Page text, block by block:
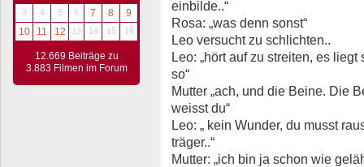
3
4 5 6 7 8
9
10
11 12 13 14 15 16
12.669 Beiträge zu
3.883 Filmen im Forum
einbilde..“
Rosa: „was denn sonst“
Leo versucht zu schlichten..
Leo: „hört auf zu streiten, es
so“
Mutter „ach, und die Beine. Die
weisst du“
Leo: „ kein Wunder, du musst
träger..“
Mutter: „ich bin ja schon wie